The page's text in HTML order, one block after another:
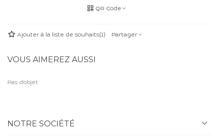
QR Code
Ajouter à la liste de souhaits(1) Partager
VOUS AIMEREZ AUSSI
Pas d'objet
NOTRE SOCIÉTÉ